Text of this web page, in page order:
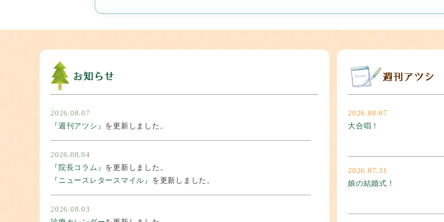
2026.08.07
『週刊アツシ』
を更新しました。
2026.08.04
『院長コラム』
を更新しました。
『ニュースレタースマイル』
を更新しました。
2026.08.03
2026.08.07
大合唱！
2026.07.31
娘の結婚式！